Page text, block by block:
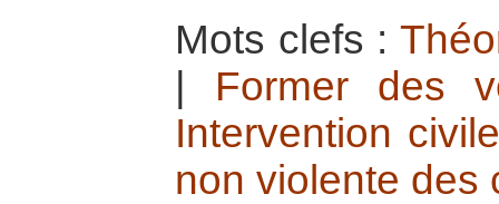
Mots clefs :
Former des
Intervention
non violente des